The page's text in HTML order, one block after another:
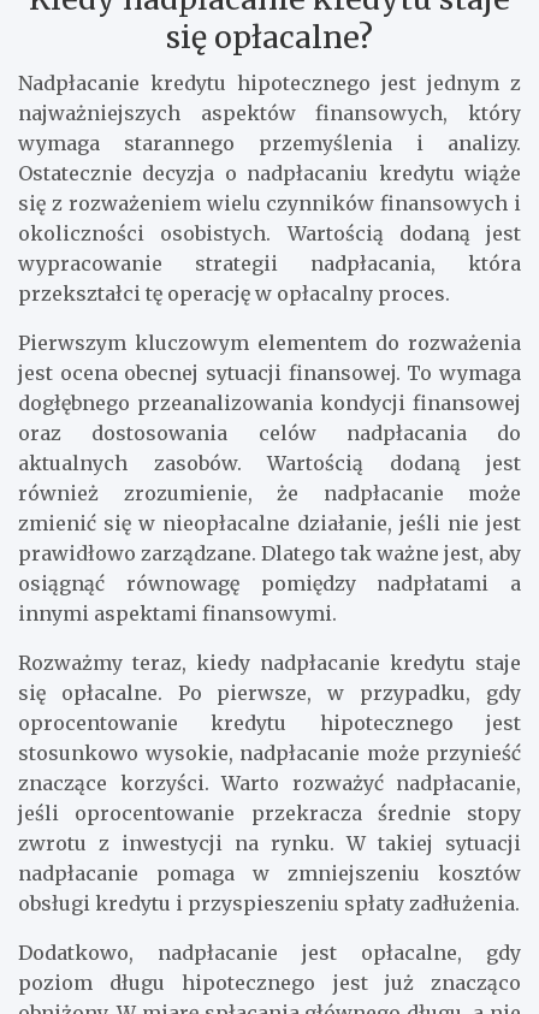
Kiedy nadpłacanie kredytu staje
się opłacalne?
Nadpłacanie kredytu hipotecznego jest jednym z
najważniejszych aspektów finansowych, który
wymaga starannego przemyślenia i analizy.
Ostatecznie decyzja o nadpłacaniu kredytu wiąże
się z rozważeniem wielu czynników finansowych i
okoliczności osobistych. Wartością dodaną jest
wypracowanie strategii nadpłacania, która
przekształci tę operację w opłacalny proces.
Pierwszym kluczowym elementem do rozważenia
jest ocena obecnej sytuacji finansowej. To wymaga
dogłębnego przeanalizowania kondycji finansowej
oraz dostosowania celów nadpłacania do
aktualnych zasobów. Wartością dodaną jest
również zrozumienie, że nadpłacanie może
zmienić się w nieopłacalne działanie, jeśli nie jest
prawidłowo zarządzane. Dlatego tak ważne jest, aby
osiągnąć równowagę pomiędzy nadpłatami a
innymi aspektami finansowymi.
Rozważmy teraz, kiedy nadpłacanie kredytu staje
się opłacalne. Po pierwsze, w przypadku, gdy
oprocentowanie kredytu hipotecznego jest
stosunkowo wysokie, nadpłacanie może przynieść
znaczące korzyści. Warto rozważyć nadpłacanie,
jeśli oprocentowanie przekracza średnie stopy
zwrotu z inwestycji na rynku. W takiej sytuacji
nadpłacanie pomaga w zmniejszeniu kosztów
obsługi kredytu i przyspieszeniu spłaty zadłużenia.
Dodatkowo, nadpłacanie jest opłacalne, gdy